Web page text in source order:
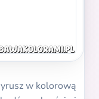
w kolorową